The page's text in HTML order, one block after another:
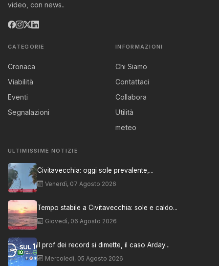
video, con news..
CATEGORIE
Cronaca
Viabilità
Eventi
Segnalazioni
INFORMAZIONI
Chi Siamo
Contattaci
Collabora
Utilità
meteo
ULTIMISSIME NOTIZIE
Civitavecchia: oggi sole prevalente,...
Venerdì, 07 Agosto 2026
Tempo stabile a Civitavecchia: sole e caldo...
Giovedì, 06 Agosto 2026
Il prof dei record si dimette, il caso Arday...
Mercoledì, 05 Agosto 2026